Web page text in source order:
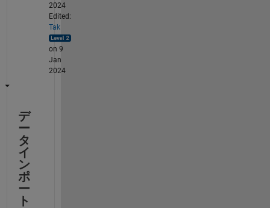
2024
Edited:
Tak
on 9
Jan
2024
デ
ー
タ
イ
ン
ポ
ー
ト